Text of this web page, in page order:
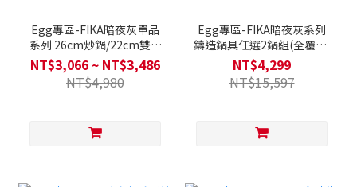
Egg專區-FIKA暗夜灰單品
系列 26cm炒鍋/22cm雙耳
湯鍋/ 18cm單柄湯鍋/
28cm平底鍋/ 30cm炒鍋 單
入 (不挑爐具，瓦斯爐電磁
NT$3,066 ~ NT$3,486
NT$4,980
Egg專區-FIKA暗夜灰系列
鑄造鍋具任選2鍋組(全覆底/
不挑爐具，瓦斯爐電磁爐可
用)送平底鍋(隨機款)+矽銀
配件+烘焙三件組+通用鍋蓋
NT$4,299
NT$15,597